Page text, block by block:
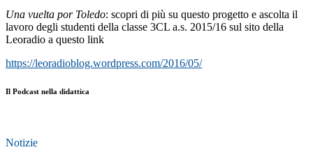
Una vuelta por Toledo: scopri di più su questo progetto e ascolta il
lavoro degli studenti della classe 3CL a.s. 2015/16 sul sito della
Leoradio a questo link
https://leoradioblog.wordpress.com/2016/05/
Il Podcast nella didattica
Notizie